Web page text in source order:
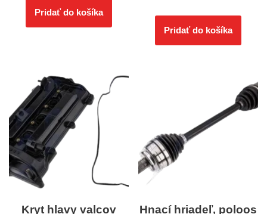
Pridať do košíka
Pridať do košíka
Kryt hlavy valcov
Hnací hriadeľ, poloos